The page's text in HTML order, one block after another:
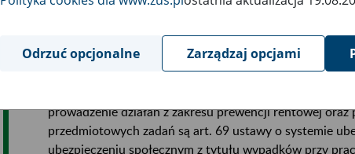
Działania te wymagają współpracy wielu podmiotów
Obecnie działania prewencyjne ZUS to szeroki
zakresu prewencji. Jednym z podstawowych zadań
prowadzenie działań z zakresu prewencji rentowej
przedmiotowych zadań są art. 69 ustawy o systemie
ubezpieczeniu społecznym z tytułu wypadków przy
Odrzuć opcjonalne Zarządzaj opcjami